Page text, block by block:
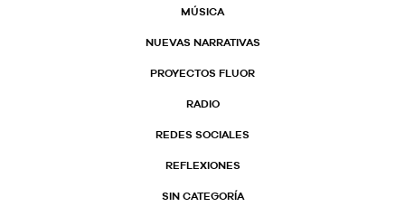
MÚSICA
NUEVAS NARRATIVAS
PROYECTOS FLUOR
RADIO
REDES SOCIALES
REFLEXIONES
SIN CATEGORÍA